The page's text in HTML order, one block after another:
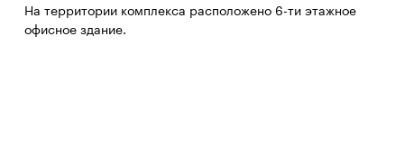
На территории комплекса расположено 6-ти этажное
офисное здание.